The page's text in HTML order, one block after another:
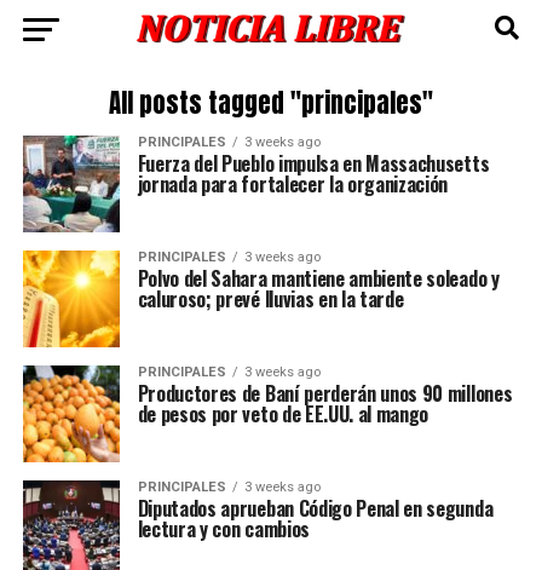
All posts tagged "principales"
PRINCIPALES 3 weeks ago
Fuerza del Pueblo impulsa en Massachusetts
jornada para fortalecer la organización
PRINCIPALES 3 weeks ago
Polvo del Sahara mantiene ambiente soleado y
caluroso; prevé lluvias en la tarde
PRINCIPALES 3 weeks ago
Productores de Baní perderán unos 90 millones
de pesos por veto de EE.UU. al mango
PRINCIPALES 3 weeks ago
Diputados aprueban Código Penal en segunda
lectura y con cambios